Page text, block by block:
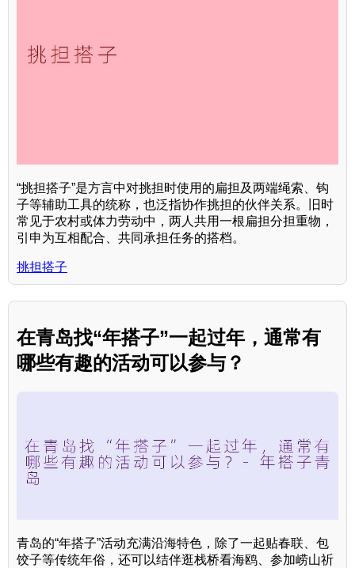
“挑担搭子”是方言中对挑担时使用的扁担及两端绳索、钩
子等辅助工具的统称，也泛指协作挑担的伙伴关系。旧时
常见于农村或体力劳动中，两人共用一根扁担分担重物，
引申为互相配合、共同承担任务的搭档。
挑担搭子
在青岛找“年搭子”一起过年，通常有
哪些有趣的活动可以参与？
青岛的“年搭子”活动充满沿海特色，除了一起贴春联、包
饺子等传统年俗，还可以结伴逛栈桥看海鸥、参加崂山祈